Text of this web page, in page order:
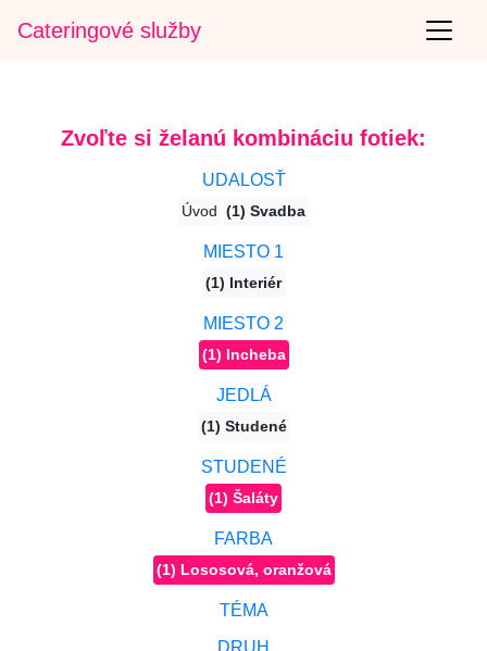
Cateringové služby
Zvoľte si želanú kombináciu fotiek:
UDALOSŤ
Úvod (1) Svadba
MIESTO 1
(1) Interiér
MIESTO 2
(1) Incheba
JEDLÁ
(1) Studené
STUDENÉ
(1) Šaláty
FARBA
(1) Lososová, oranžová
TÉMA
DRUH